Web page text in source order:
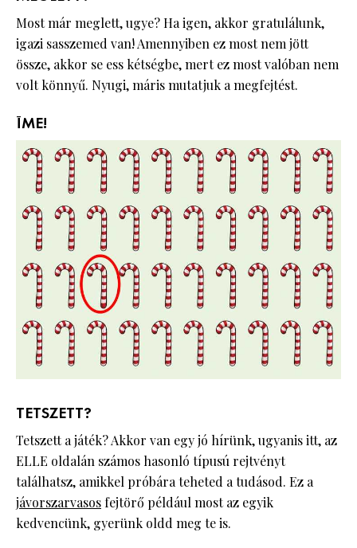
Most már meglett, ugye? Ha igen, akkor gratulálunk,
igazi sasszemed van! Amennyiben ez most nem jött
össze, akkor se ess kétségbe, mert ez most valóban nem
volt könnyű. Nyugi, máris mutatjuk a megfejtést.
ÍME!
TETSZETT?
Tetszett a játék? Akkor van egy jó hírünk, ugyanis itt, az
ELLE oldalán számos hasonló típusú rejtvényt
találhatsz, amikkel próbára teheted a tudásod. Ez a
jávorszarvasos fejtörő például most az egyik
kedvencünk, gyerünk oldd meg te is.